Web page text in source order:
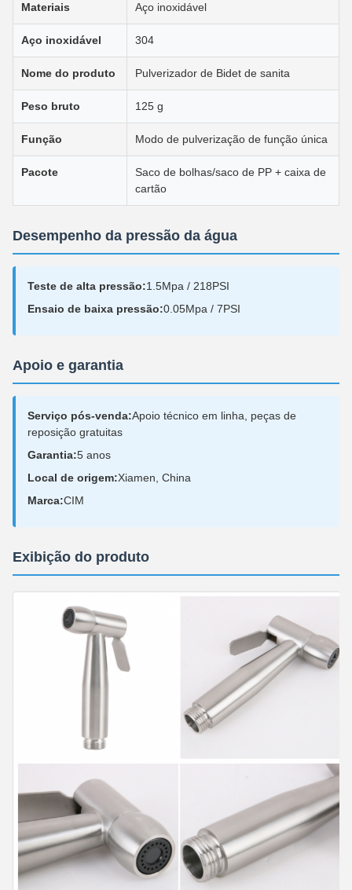
Materiais Aço inoxidável
Aço inoxidável 304
Nome do produto Pulverizador de Bidet de sanita
Peso bruto 125 g
Função Modo de pulverização de função única
Pacote
Saco de bolhas/saco de PP + caixa de
cartão
Desempenho da pressão da água
Teste de alta pressão:1.5Mpa / 218PSI
Ensaio de baixa pressão:0.05Mpa / 7PSI
Apoio e garantia
Serviço pós-venda:Apoio técnico em linha, peças de
reposição gratuitas
Garantia:5 anos
Local de origem:Xiamen, China
Marca:CIM
Exibição do produto